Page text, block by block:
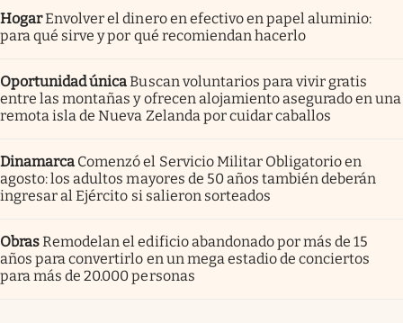
HogarEnvolver el dinero en efectivo en papel aluminio:
para qué sirve y por qué recomiendan hacerlo
Oportunidad únicaBuscan voluntarios para vivir gratis
entre las montañas y ofrecen alojamiento asegurado en una
remota isla de Nueva Zelanda por cuidar caballos
Dinamarca Comenzó el Servicio Militar Obligatorio en
agosto: los adultos mayores de 50 años también deberán
ingresar al Ejército si salieron sorteados
ObrasRemodelan el edificio abandonado por más de 15
años para convertirlo en un mega estadio de conciertos
para más de 20.000 personas